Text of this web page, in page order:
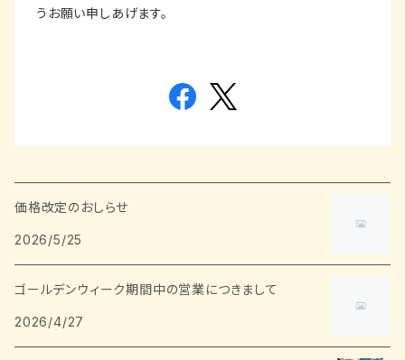
うお願い申しあげます。
価格改定のおしらせ
2026/5/25
ゴールデンウィーク期間中の営業につきまして
2026/4/27